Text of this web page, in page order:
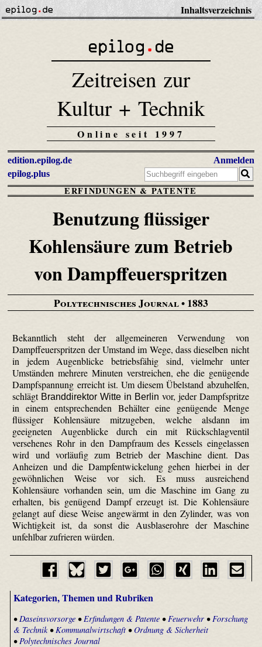
Inhaltsverzeichnis
Zeitreisen zur
Kultur + Technik
Online seit 1997
edition.epilog.de
epilog.plus
Anmelden
ERFINDUNGEN & PATENTE
Benutzung flüssiger
Kohlensäure zum Betrieb
von Dampffeuerspritzen
Polytechnisches Journal• 1883
Bekanntlich steht der allgemeineren Verwendung von
Dampffeuerspritzen der Umstand im Wege, dass dieselben nicht
in jedem Augenblicke betriebsfähig sind, vielmehr unter
Umständen mehrere Minuten verstreichen, ehe die genügende
Dampfspannung erreicht ist. Um diesem Übelstand abzuhelfen,
schlägt Branddirektor Witte in Berlin vor, jeder Dampfspritze
in einem entsprechenden Behälter eine genügende Menge
flüssiger Kohlensäure mitzugeben, welche alsdann im
geeigneten Augenblicke durch ein mit Rückschlagventil
versehenes Rohr in den Dampfraum des Kessels eingelassen
wird und vorläufig zum Betrieb der Maschine dient. Das
Anheizen und die Dampfentwickelung gehen hierbei in der
gewöhnlichen Weise vor sich. Es muss ausreichend
Kohlensäure vorhanden sein, um die Maschine im Gang zu
erhalten, bis genügend Dampf erzeugt ist. Die Kohlensäure
gelangt auf diese Weise angewärmt in den Zylinder, was von
Wichtigkeit ist, da sonst die Ausblaserohre der Maschine
unfehlbar zufrieren würden.
Kategorien, Themen und Rubriken
•Daseinsvorsorge•Erfindungen & Patente•Feuerwehr•Forschung
& Technik•Kommunalwirtschaft•Ordnung & Sicherheit
•Polytechnisches Journal